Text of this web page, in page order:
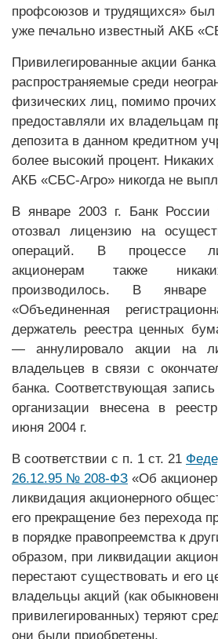
профсоюзов и трудящихся» был
уже печально известный АКБ
Привилегированные акции банка
распространяемые среди
физических лиц, помимо прочих
предоставляли их владельцам
депозита в данном кредитном
более высокий процент.
АКБ «СБС-Агро» никогда не
В январе 2003 г. Банк
отозвал лицензию на
операций. В процессе
акционерам также
производилось. В
«Объединенная
держатель реестра ценных
— аннулировало акции на
владельцев в связи с
банка. Соответствующая
организации внесена в
июня 2004 г.
В соответствии с п. 1 ст. 21
26.12.95 № 208-ФЗ «Об
ликвидация акционерного
его прекращение без перехода
в порядке правопреемства к
образом, при ликвидации
перестают существовать и его
владельцы акций (как
привилегированных) теряют
они были приобретены.